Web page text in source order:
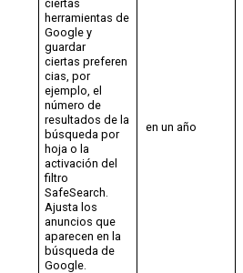
ciertas
herramientas de
Google y
guardar
ciertas preferen
cias, por
ejemplo, el
número de
resultados de la
búsqueda por
hoja o la
activación del
filtro
SafeSearch.
Ajusta los
anuncios que
aparecen en la
búsqueda de
Google.
en un año